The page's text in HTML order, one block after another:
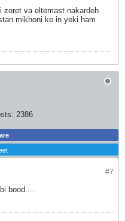
zoret va eltemast nakardeh
mikhoni ke in yeki ham
2386
#7
bood....